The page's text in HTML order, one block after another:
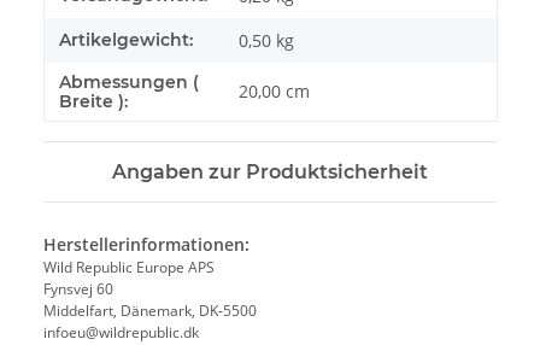
Artikelgewicht: 0,50 kg
Abmessungen (
Breite ):
20,00 cm
Angaben zur Produktsicherheit
Herstellerinformationen:
Wild Republic Europe APS
Fynsvej 60
Middelfart, Dänemark, DK-5500
infoeu@wildrepublic.dk